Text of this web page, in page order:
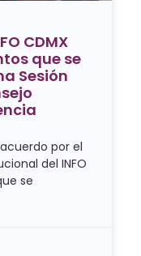
CDMX
que se
Sesión
por el
del INFO
se